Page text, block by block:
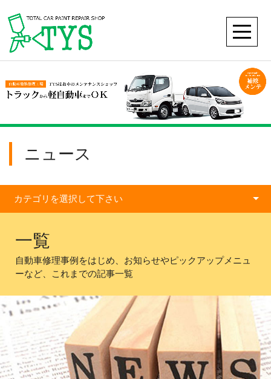
ニュース
カテゴリを選択して下さい
一覧
自動車修理事例をはじめ、お知らせやピックアップメニュ
ーなど、これまでの記事一覧